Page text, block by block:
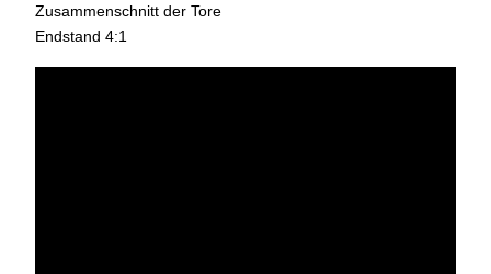
Zusammenschnitt der Tore
Endstand 4:1